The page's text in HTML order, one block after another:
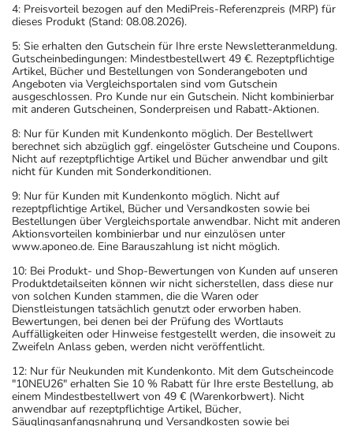
4: Preisvorteil bezogen auf den MediPreis-Referenzpreis (MRP) für
dieses Produkt (Stand: 08.08.2026).
5: Sie erhalten den Gutschein für Ihre erste Newsletteranmeldung.
Gutscheinbedingungen: Mindestbestellwert 49 €. Rezeptpflichtige
Artikel, Bücher und Bestellungen von Sonderangeboten und
Angeboten via Vergleichsportalen sind vom Gutschein
ausgeschlossen. Pro Kunde nur ein Gutschein. Nicht kombinierbar
mit anderen Gutscheinen, Sonderpreisen und Rabatt-Aktionen.
8: Nur für Kunden mit Kundenkonto möglich. Der Bestellwert
berechnet sich abzüglich ggf. eingelöster Gutscheine und Coupons.
Nicht auf rezeptpflichtige Artikel und Bücher anwendbar und gilt
nicht für Kunden mit Sonderkonditionen.
9: Nur für Kunden mit Kundenkonto möglich. Nicht auf
rezeptpflichtige Artikel, Bücher und Versandkosten sowie bei
Bestellungen über Vergleichsportale anwendbar. Nicht mit anderen
Aktionsvorteilen kombinierbar und nur einzulösen unter
www.aponeo.de. Eine Barauszahlung ist nicht möglich.
10: Bei Produkt- und Shop-Bewertungen von Kunden auf unseren
Produktdetailseiten können wir nicht sicherstellen, dass diese nur
von solchen Kunden stammen, die die Waren oder
Dienstleistungen tatsächlich genutzt oder erworben haben.
Bewertungen, bei denen bei der Prüfung des Wortlauts
Auffälligkeiten oder Hinweise festgestellt werden, die insoweit zu
Zweifeln Anlass geben, werden nicht veröffentlicht.
12: Nur für Neukunden mit Kundenkonto. Mit dem Gutscheincode
"10NEU26" erhalten Sie 10 % Rabatt für Ihre erste Bestellung, ab
einem Mindestbestellwert von 49 € (Warenkorbwert). Nicht
anwendbar auf rezeptpflichtige Artikel, Bücher,
Säuglingsanfangsnahrung und Versandkosten sowie bei